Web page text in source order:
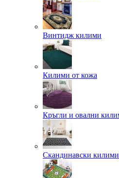
Винтидж килими
Килими от кожа
Кръгли и овални
Скандинавски килими